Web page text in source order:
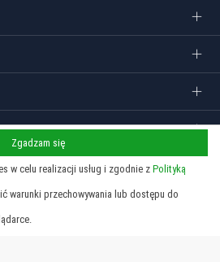
i cookies
Grzegorz Żółtowski. Gadżety
Zgadzam się
w celu realizacji usług i zgodnie z Polityką
warunki przechowywania lub dostępu do